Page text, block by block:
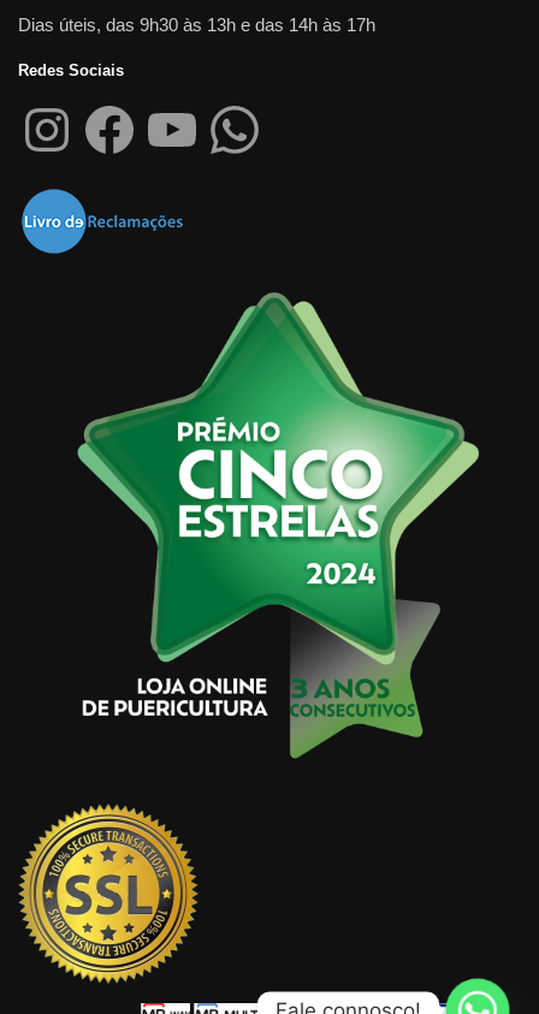
Dias úteis, das 9h30 às 13h e das 14h às 17h
Redes Sociais